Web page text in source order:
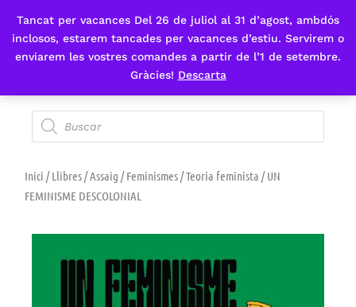
Tancat per vacances Del 26 de juliol al 31 d’agost, ambdós
inclosos, estarem tancades per vacances d’estiu. Servirem o
enviarem les vostres comandes a partir de l’1 de setembre.
Gràcies! Descarta
Fes-te'n sòcia
Inici /Llibres/Assaig /Feminismes/Teoria feminista / UN
FEMINISME DESCOLONIAL